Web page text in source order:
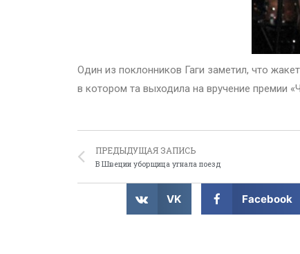
Один из поклонников Гаги заметил, что
в котором та выходила на вручение премии
ПРЕДЫДУЩАЯ ЗАПИСЬ
В Швеции уборщица угнала поезд
VK Facebook